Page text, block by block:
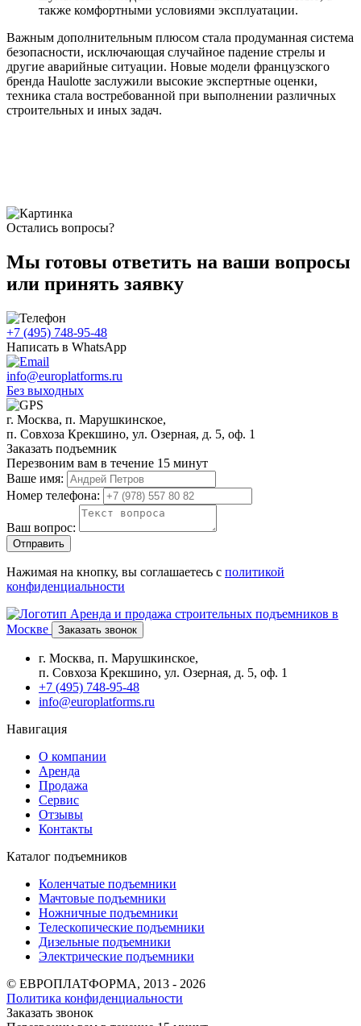
также комфортными условиями эксплуатации.
Важным дополнительным плюсом стала продуманная система
безопасности, исключающая случайное падение стрелы и
другие аварийные ситуации. Новые модели французского
бренда Haulotte заслужили высокие экспертные оценки,
техника стала востребованной при выполнении различных
строительных и иных задач.
Остались вопросы?
Мы готовы ответить на ваши вопросы
или принять заявку
+7 (495) 748-95-48
Написать в WhatsApp
info@europlatforms.ru
Без выходных
г. Москва, п. Марушкинское,
п. Совхоза Крекшино, ул. Озерная, д. 5, оф. 1
Заказать подъемник
Перезвоним вам в течение 15 минут
Ваше имя:
Номер телефона:
Ваш вопрос:
Отправить
Нажимая на кнопку, вы соглашаетесь с политикой
конфиденциальности
Аренда и продажа строительных подъемников в
Москве
Заказать звонок
г. Москва, п. Марушкинское,
п. Совхоза Крекшино, ул. Озерная, д. 5, оф. 1
+7 (495) 748-95-48
info@europlatforms.ru
Навигация
О компании
Аренда
Продажа
Сервис
Отзывы
Контакты
Каталог подъемников
Коленчатые подъемники
Мачтовые подъемники
Ножничные подъемники
Телескопические подъемники
Дизельные подъемники
Электрические подъемники
© ЕВРОПЛАТФОРМА, 2013 - 2026
Политика конфиденциальности
Заказать звонок